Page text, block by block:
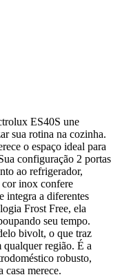
ES40S une
sua rotina na cozinha.
o espaço ideal para
configuração 2 portas
ao refrigerador,
inox confere
integra a diferentes
Frost Free, ela
seu tempo.
bivolt, o que traz
qualquer região. É a
robusto,
casa merece.